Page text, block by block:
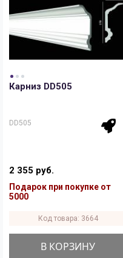
Карниз DD505
DD505
2 355 руб.
Подарок при покупке от
5000
Код товара: 3664
В КОРЗИНУ